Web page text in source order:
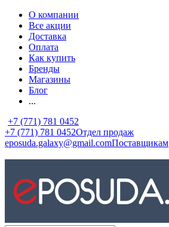
О компании
Все акции
Доставка
Оплата
Как купить
Бренды
Магазины
Блог
...
+7 (771) 781 0452
+7 (771) 781 0452Отдел продаж
eposuda.galaxy@gmail.comПоставщикам